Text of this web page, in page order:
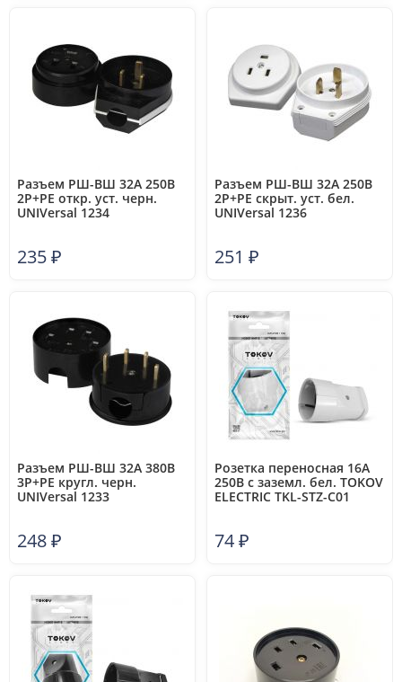
Разъем РШ-ВШ 32А 250В
2P+PE откр. уст. черн.
UNIVersal 1234
235₽
Разъем РШ-ВШ 32А 250В
2P+PE скрыт. уст. бел.
UNIVersal 1236
251 ₽
Разъем РШ-ВШ 32А 380В
3Р+РЕ кругл. черн.
UNIVersal 1233
248₽
Розетка переносная 16А
250В с заземл. бел. TOKOV
ELECTRIC TKL-STZ-C01
74₽